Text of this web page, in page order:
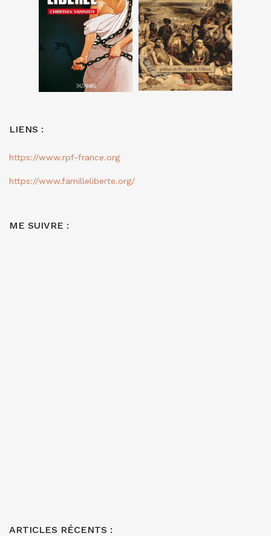
LIENS :
https://www.rpf-france.org
https://www.familleliberte.org/
ME SUIVRE :
ARTICLES RÉCENTS :